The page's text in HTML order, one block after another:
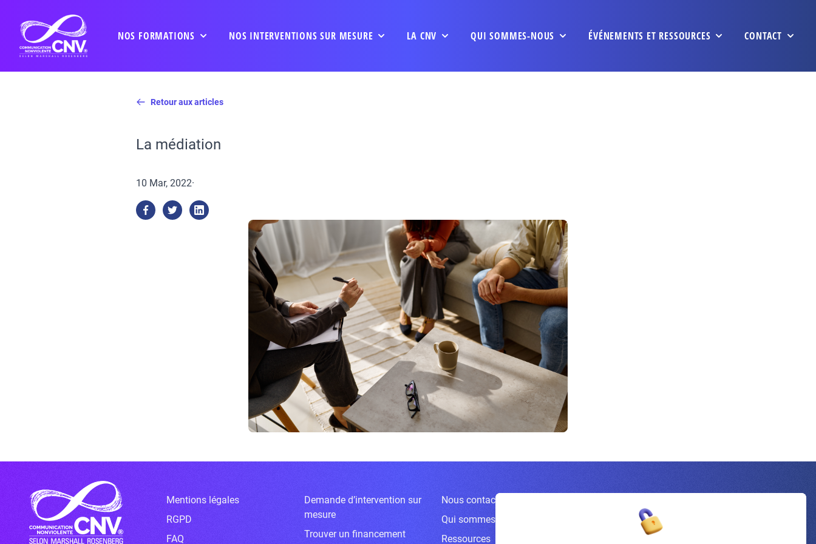
NOS FORMATIONS NOS INTERVENTIONS SUR MESURE LA CNV QUI SOMMES-NOUS ÉVÉNEMENTS ET RESSOURCES CONTACT
Retour aux articles
La médiation
10 Mar, 2022·
Mentions légales
RGPD
FAQ
Demande d’intervention sur
mesure
Trouver un financement
Nous contacter
Qui sommes-nous ?
Ressources